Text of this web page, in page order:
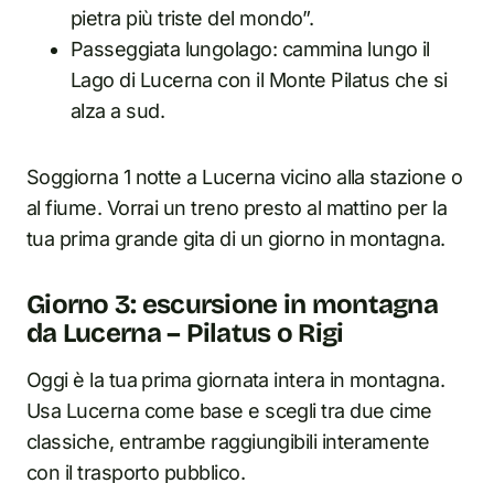
pietra più triste del mondo”.
Passeggiata lungolago: cammina lungo il
Lago di Lucerna con il Monte Pilatus che si
alza a sud.
Soggiorna 1 notte a Lucerna vicino alla stazione o
al fiume. Vorrai un treno presto al mattino per la
tua prima grande gita di un giorno in montagna.
Giorno 3: escursione in montagna
da Lucerna – Pilatus o Rigi
Oggi è la tua prima giornata intera in montagna.
Usa Lucerna come base e scegli tra due cime
classiche, entrambe raggiungibili interamente
con il trasporto pubblico.